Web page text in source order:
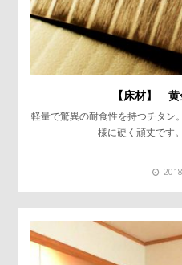
【床材】
軽量で驚異の耐食性を持つチタン
様に硬く頑丈です